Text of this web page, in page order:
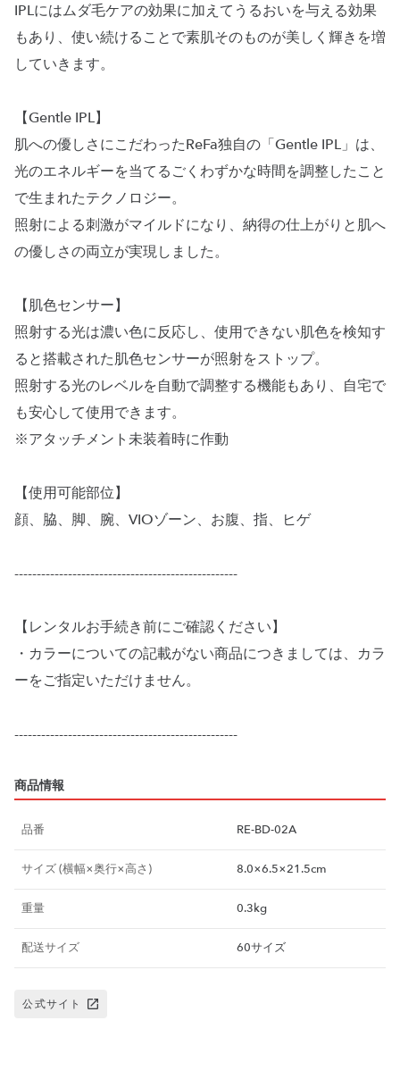
IPLにはムダ毛ケアの効果に加えてうるおいを与える効果
もあり、使い続けることで素肌そのものが美しく輝きを増
していきます。
【Gentle IPL】
肌への優しさにこだわったReFa独自の「Gentle IPL」は、
光のエネルギーを当てるごくわずかな時間を調整したこと
で生まれたテクノロジー。
照射による刺激がマイルドになり、納得の仕上がりと肌へ
の優しさの両立が実現しました。
【肌色センサー】
照射する光は濃い色に反応し、使用できない肌色を検知す
ると搭載された肌色センサーが照射をストップ。
照射する光のレベルを自動で調整する機能もあり、自宅で
も安心して使用できます。
※アタッチメント未装着時に作動
【使用可能部位】
顔、脇、脚、腕、VIOゾーン、お腹、指、ヒゲ
--------------------------------------------------
【レンタルお手続き前にご確認ください】
・カラーについての記載がない商品につきましては、カラ
ーをご指定いただけません。
商品情報
品番 RE-BD-02A
サイズ (横幅×奥行×高さ) 8.0×6.5×21.5cm
重量 0.3kg
配送サイズ 60サイズ
公式サイト